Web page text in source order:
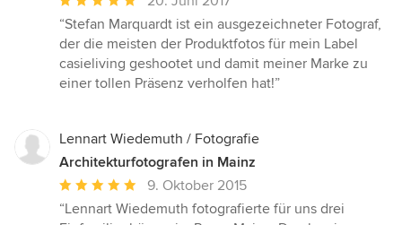
Bewertung:
5
von
5
“Stefan Marquardt ist ein ausgezeichneter Fotograf,
der die meisten der Produktfotos für mein Label
casieliving geshootet und damit meiner Marke zu
einer tollen Präsenz verholfen hat!”
Lennart Wiedemuth / Fotografie
Architekturfotografen in Mainz
Durchschnittliche
Bewertung:
9. Oktober 2015
“Lennart Wiedemuth fotografierte für uns drei